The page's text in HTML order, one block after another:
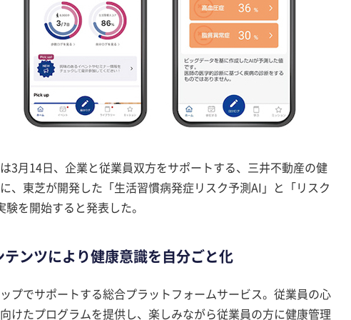
3月14日、企業と従業員双方をサポートする、三井不動産の健
東芝が開発した「生活習慣病発症リスク予測AI」と「リスク
を開始すると発表した。
ンツにより健康意識を自分ごと化
プでサポートする総合プラットフォームサービス。従業員の心
けたプログラムを提供し、楽しみながら従業員の方に健康管理